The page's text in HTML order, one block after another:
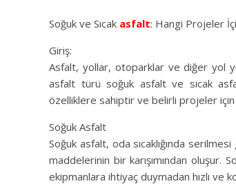
Soğuk ve Sıcak asfalt: Hangi Projeler
Giriş:
Asfalt, yollar, otoparklar ve diğer yol
asfalt türü soğuk asfalt ve sıcak
özelliklere sahiptir ve belirli projeler
Soğuk Asfalt
Soğuk asfalt, oda sıcaklığında
maddelerinin bir karışımından oluşur.
ekipmanlara ihtiyaç duymadan hızlı ve